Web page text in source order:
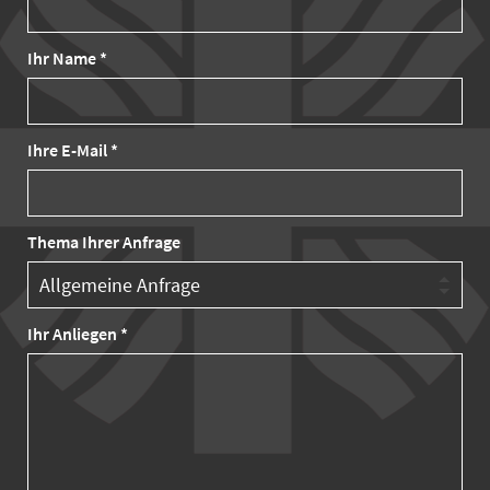
Ihr Name *
Ihre E-Mail *
Thema Ihrer Anfrage
Ihr Anliegen *